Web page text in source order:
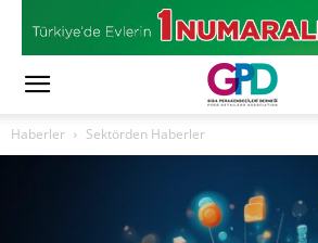
Haberler Sektörden Haberler